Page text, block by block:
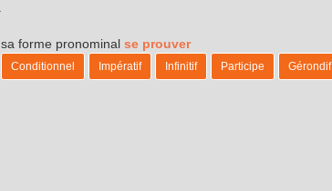
forme pronominal se prouver
Conditionnel Impératif Infinitif Participe Gérondif